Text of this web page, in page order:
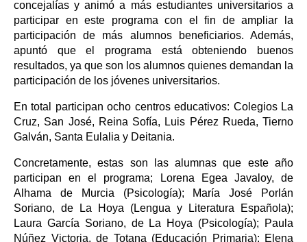
concejalías y animó a más estudiantes universitarios a
participar en este programa con el fin de ampliar la
participación de más alumnos beneficiarios. Además,
apuntó que el programa está obteniendo buenos
resultados, ya que son los alumnos quienes demandan la
participación de los jóvenes universitarios.
En total participan ocho centros educativos: Colegios La
Cruz, San José, Reina Sofía, Luis Pérez Rueda, Tierno
Galván, Santa Eulalia y Deitania.
Concretamente, estas son las alumnas que este año
participan en el programa; Lorena Egea Javaloy, de
Alhama de Murcia (Psicología); María José Porlán
Soriano, de La Hoya (Lengua y Literatura Española);
Laura García Soriano, de La Hoya (Psicología); Paula
Núñez Victoria, de Totana (Educación Primaria); Elena